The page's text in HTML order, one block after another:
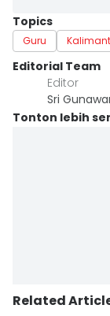
Topics
Guru
Editorial Team
Editor
Sri
Tonton lebih
Related